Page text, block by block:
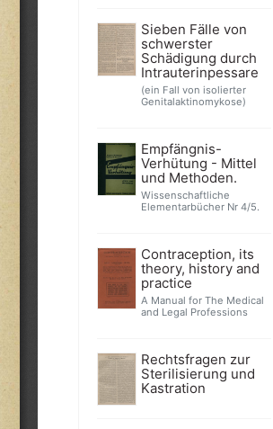
Sieben Fälle von
schwerster
Schädigung durch
Intrauterinpessare
(ein Fall von isolierter
Genitalaktinomykose)
Empfängnis-
Verhütung - Mittel
und Methoden.
Wissenschaftliche
Elementarbücher Nr 4/5.
Contraception, its
theory, history and
practice
A Manual for The Medical
and Legal Professions
Rechtsfragen zur
Sterilisierung und
Kastration